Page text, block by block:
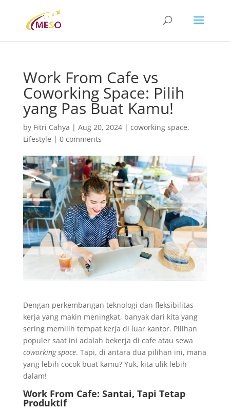
Work From Cafe vs
Coworking Space: Pilih
yang Pas Buat Kamu!
by Fitri Cahya | Aug 20, 2024| coworking space,
Lifestyle | 0 comments
Dengan perkembangan teknologi dan fleksibilitas
kerja yang makin meningkat, banyak dari kita yang
sering memilih tempat kerja di luar kantor. Pilihan
populer saat ini adalah bekerja di cafe atau sewa
coworking space. Tapi, di antara dua pilihan ini, mana
yang lebih cocok buat kamu? Yuk, kita ulik lebih
dalam!
Work From Cafe: Santai, Tapi Tetap
Produktif